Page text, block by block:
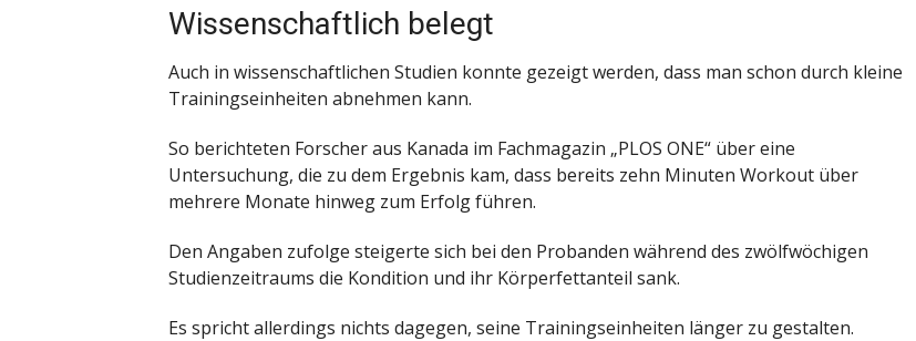
Wissenschaftlich belegt
Auch in wissenschaftlichen Studien konnte gezeigt werden, dass man schon durch kleine
Trainingseinheiten abnehmen kann.
So berichteten Forscher aus Kanada im Fachmagazin „PLOS ONE“ über eine
Untersuchung, die zu dem Ergebnis kam, dass bereits zehn Minuten Workout über
mehrere Monate hinweg zum Erfolg führen.
Den Angaben zufolge steigerte sich bei den Probanden während des zwölfwöchigen
Studienzeitraums die Kondition und ihr Körperfettanteil sank.
Es spricht allerdings nichts dagegen, seine Trainingseinheiten länger zu gestalten.